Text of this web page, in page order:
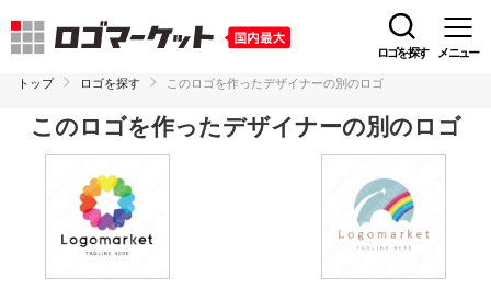
ロゴを探す メニュー
トップ ロゴを探す このロゴを作ったデザイナーの別のロゴ
このロゴを作ったデザイナーの別のロゴ